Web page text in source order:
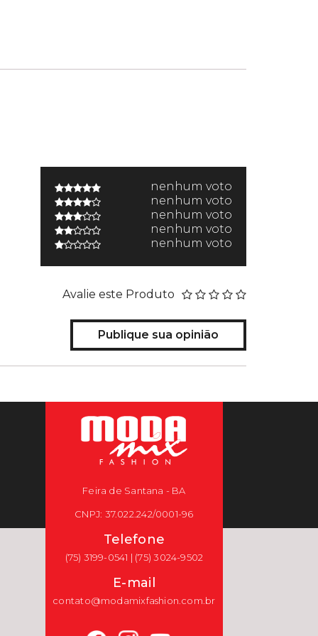
nenhum voto
nenhum voto
nenhum voto
nenhum voto
nenhum voto
Avalie este Produto
Publique sua opinião
Feira de Santana - BA
CNPJ: 37.022.242/0001-96
Telefone
(75) 3199-0541 | (75) 3024-9502
E-mail
contato@modamixfashion.com.br